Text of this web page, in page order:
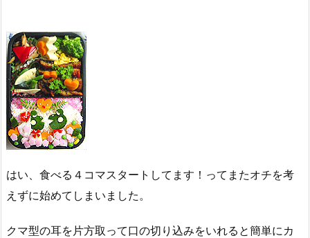
はい、食べる４コマスタートしてます！ってまたオチを考
えずに始めてしまいました。
クマ型の耳を片方取って口の切り込みをいれると簡単にカ